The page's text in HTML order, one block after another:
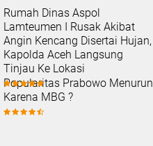
Rumah Dinas Aspol
Lamteumen I Rusak Akibat
Angin Kencang Disertai Hujan,
Kapolda Aceh Langsung
Tinjau Ke Lokasi
Popularitas Prabowo Menurun
Karena MBG ?